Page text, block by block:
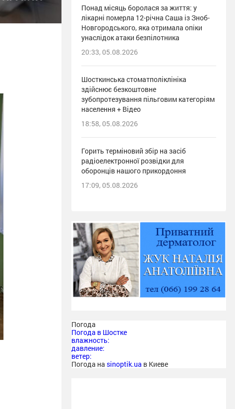
Понад місяць боролася за життя: у
лікарні померла 12-річна Саша із Зноб-
Новгородського, яка отримала опіки
унаслідок атаки безпілотника
20:33, 05.08.2026
Шосткинська стоматполіклініка
здійснює безкоштовне
зубопротезування пільговим категоріям
населення + Відео
18:58, 05.08.2026
Горить терміновий збір на засіб
радіоелектронної розвідки для
оборонців нашого прикордоння
17:09, 05.08.2026
Погода
Погода в Шостке
влажность:
давление:
ветер:
Погода на sinoptik.ua в Киеве